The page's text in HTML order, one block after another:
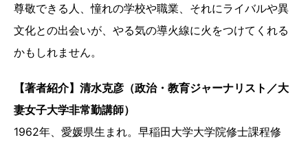
尊敬できる人、憧れの学校や職業、それにライバルや異
文化との出会いが、やる気の導火線に火をつけてくれる
かもしれません。
【著者紹介】清水克彦（政治・教育ジャーナリスト／大
妻女子大学非常勤講師）
1962年、愛媛県生まれ。早稲田大学大学院修士課程修